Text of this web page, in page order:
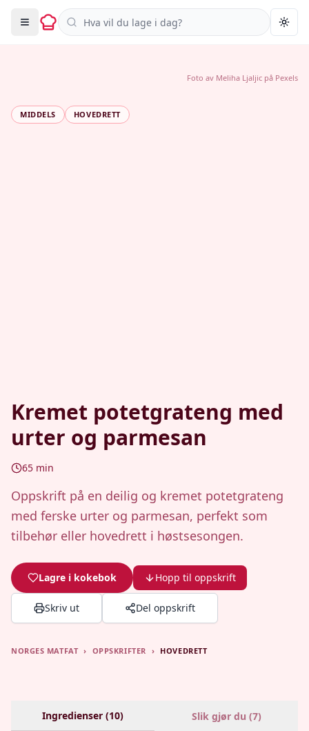
Søk i oppskrifter
MIDDELS HOVEDRETT
Kremet potetgrateng med
urter og parmesan
65 min
Oppskrift på en deilig og kremet potetgrateng
med ferske urter og parmesan, perfekt som
tilbehør eller hovedrett i høstsesongen.
Lagre i kokebok Hopp til oppskrift
Skriv ut Del oppskrift
Foto av Meliha Ljaljic på Pexels
NORGES MATFAT › OPPSKRIFTER › HOVEDRETT
Ingredienser (10) Slik gjør du (7)